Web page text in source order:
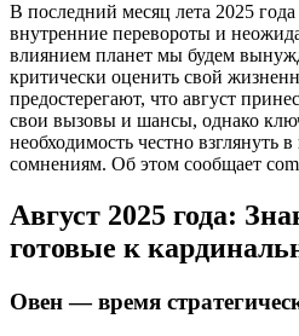
В последний месяц лета 2025
внутренние перевороты и
влиянием планет мы будем
критически оценить свой
предостерегают, что август
свои вызовы и шансы, однако
необходимость честно взглянуть
сомнениям. Об этом сообщает
Август 2025 года:
готовые к
Овен — время